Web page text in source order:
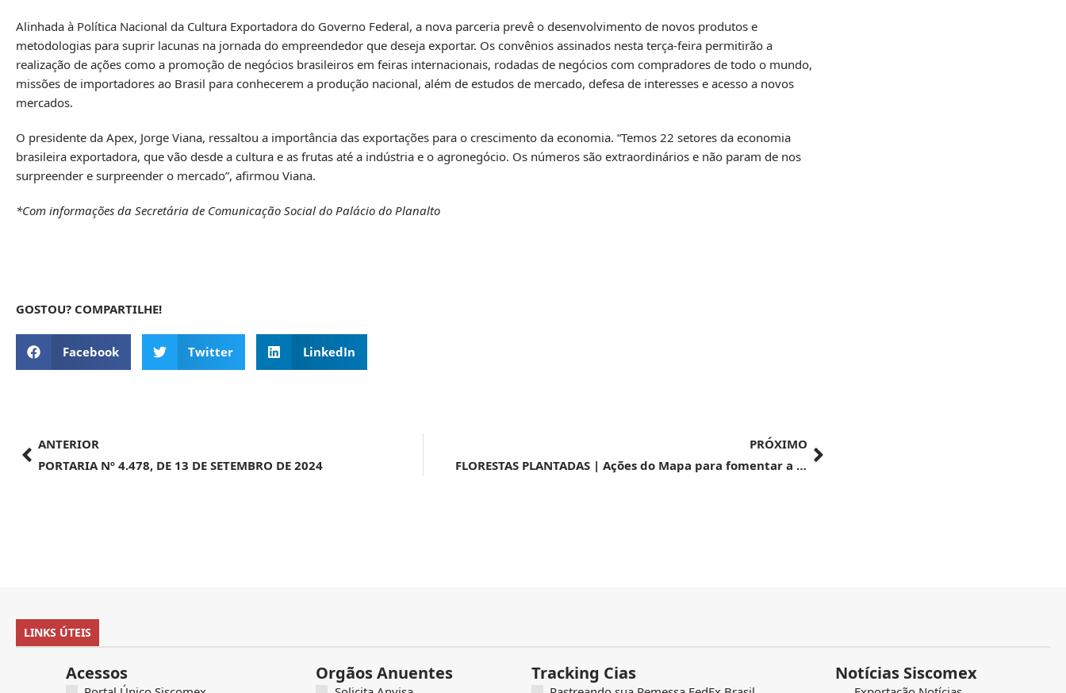
Alinhada à Política Nacional da Cultura Exportadora do Governo Federal, a nova parceria prevê o desenvolvimento de novos produtos e
metodologias para suprir lacunas na jornada do empreendedor que deseja exportar. Os convênios assinados nesta terça-feira permitirão a
realização de ações como a promoção de negócios brasileiros em feiras internacionais, rodadas de negócios com compradores de todo o mundo,
missões de importadores ao Brasil para conhecerem a produção nacional, além de estudos de mercado, defesa de interesses e acesso a novos
mercados.
O presidente da Apex, Jorge Viana, ressaltou a importância das exportações para o crescimento da economia. “Temos 22 setores da economia
brasileira exportadora, que vão desde a cultura e as frutas até a indústria e o agronegócio. Os números são extraordinários e não param de nos
surpreender e surpreender o mercado”, afirmou Viana.
*Com informações da Secretária de Comunicação Social do Palácio do Planalto
GOSTOU? COMPARTILHE!
Facebook Twitter LinkedIn
ANTERIOR
PORTARIA Nº 4.478, DE 13 DE SETEMBRO DE 2024
PRÓXIMO
FLORESTAS PLANTADAS | Ações do Mapa para fomentar a cadeia de florestas plantadas foram apresentadas na Semana Internacional da Madeira
LINKS ÚTEIS
Acessos Orgãos Anuentes Tracking Cias Notícias Siscomex